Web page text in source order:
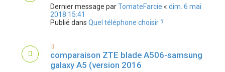
Dernier message parTomateFarcie « dim. 6 mai
2018 15:41
Publié dans Quel téléphone choisir ?
comparaison ZTE blade A506-samsung
galaxy A5 (version 2016